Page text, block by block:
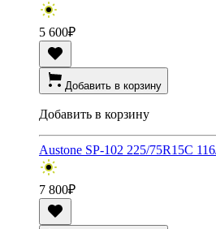
5 600₽
Добавить в корзину
Добавить в корзину
Austone SP-102 225/75R15C
7 800₽